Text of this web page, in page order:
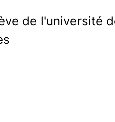
de l'université